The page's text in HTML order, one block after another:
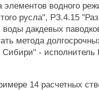
элементов водного
русла", РЗ.4.15
воды дакдевых
метода
Сибири" - исполнитель
14 расчетных